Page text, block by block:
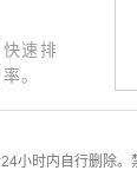
速排
。
小时内自行删除。